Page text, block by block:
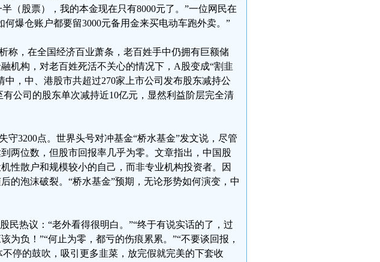
（股票），我的本金现在只有8000元了。”一位网民在
爆仓账户都要留3000元备用金来买电动车跑外卖。”
称，在全国经济百业萧条，老百姓手中仍拥有巨额储
机构，对老百姓死活不关心的情况下，A股变成“割韭
，中、港股市共超过270家上市公司发布股东减持公
公司的股东单次减持近10亿元，显然利益阶层完全清
守3200点。世界头号对冲基金“桥水基金”发文说，尽管
两位数，但股市回报率几乎为零。文章指出，中国股
性散户和规模较小的自己，而非专业机构投资者。因
的泡沫破裂。“桥水基金”预期，无论形势如何演变，中
民热议：“老外看得很明白。”“终于有说实话的了，过
为负！”“何止为零，都亏的伤痕累累。”“不要谈回报，
停的鼓吹，吸引更多韭菜，放完假就完美的下套收